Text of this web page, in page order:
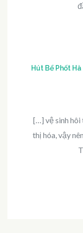
Hút Bể Phốt
[…] vệ sinh hôi
thị hóa, vậy